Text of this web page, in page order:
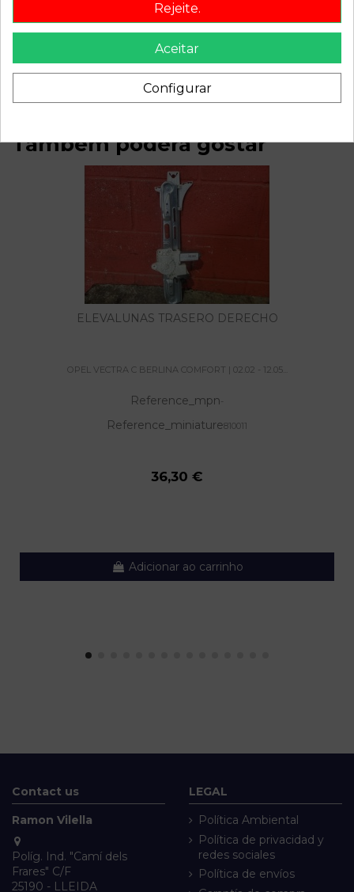
Recambio de cerradura puerta trasera derecha para opel
vectra c berlina comfort | 02.02 - 12.05 comfort | 02.02 -
12.05 referencia OEM IAM
Também poderá gostar
ELEVALUNAS TRASERO DERECHO
OPEL VECTRA C BERLINA COMFORT | 02.02 - 12.05...
Reference_mpn-
Reference_miniature810011
36,30 €
Adicionar ao carrinho
Contact us
Ramon Vilella
Políg. Ind. "Camí dels
Frares" C/F
25190 - LLEIDA
LEGAL
Política Ambiental
Política de privacidad y
redes sociales
Política de envíos
Rejeite.
Aceitar
Configurar